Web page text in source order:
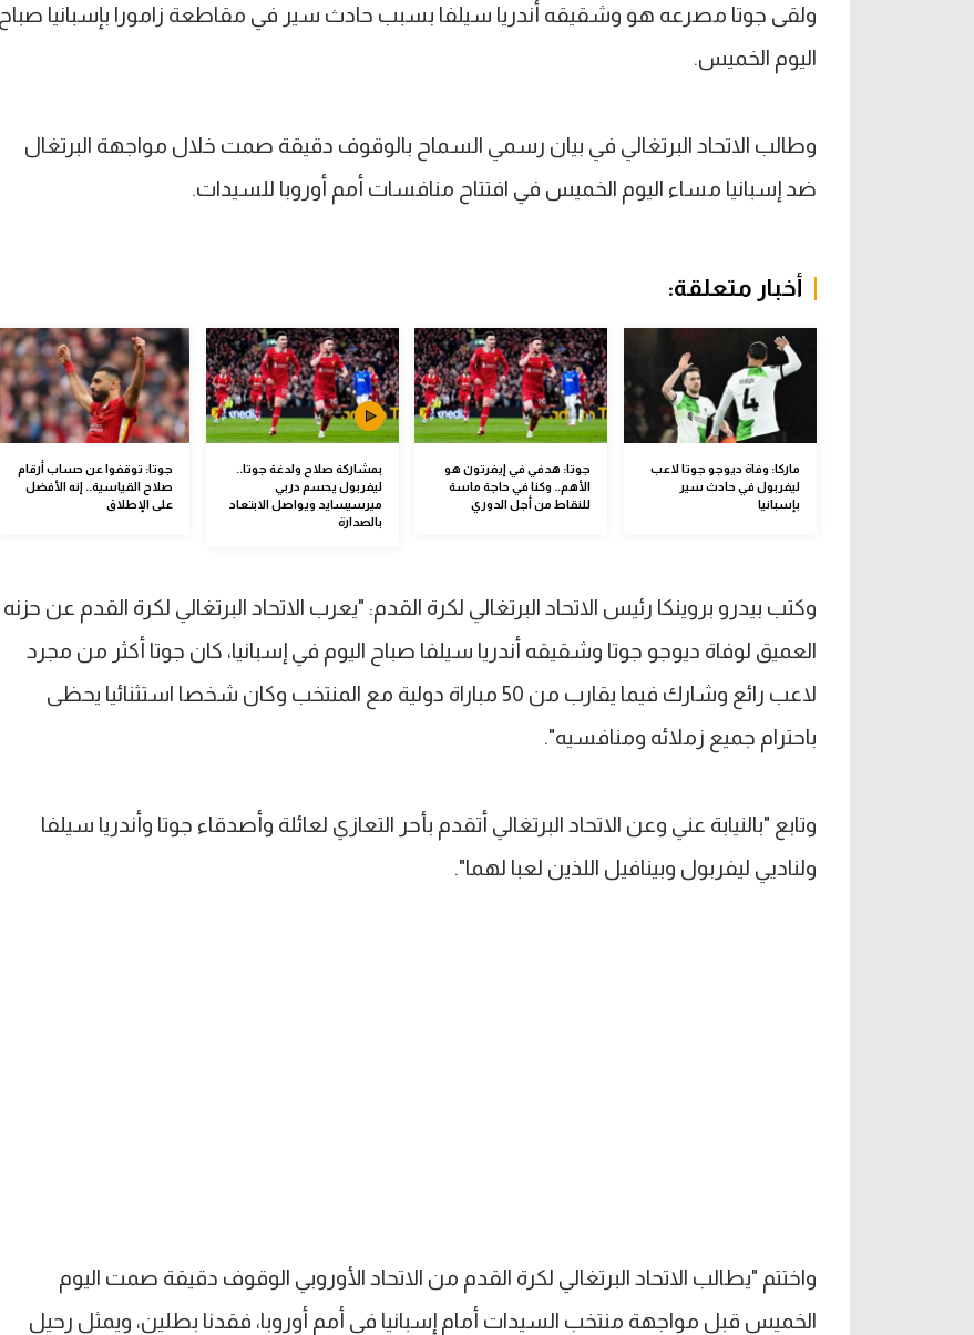
ولقى جوتا مصرعه هو وشقيقه أندريا سيلفا بسبب حادث سير في مقاطعة زامورا بإسبانيا صباح
اليوم الخميس.
وطالب الاتحاد البرتغالي في بيان رسمي السماح بالوقوف دقيقة صمت خلال مواجهة البرتغال
ضد إسبانيا مساء اليوم الخميس في افتتاح منافسات أمم أوروبا للسيدات.
أخبار متعلقة:
ماركا: وفاة ديوجو جوتا لاعب
ليفربول في حادث سير
بإسبانيا
جوتا: هدفي في إيفرتون هو
الأهم.. وكنا في حاجة ماسة
للنقاط من أجل الدوري
بمشاركة صلاح ولدغة جوتا..
ليفربول يحسم دربي
ميرسيسايد ويواصل الابتعاد
بالصدارة
جوتا: توقفوا عن حساب أرقام
صلاح القياسية.. إنه الأفضل
على الإطلاق
وكتب بيدرو بروينكا رئيس الاتحاد البرتغالي لكرة القدم: "يعرب الاتحاد البرتغالي لكرة القدم عن حزنه
العميق لوفاة ديوجو جوتا وشقيقه أندريا سيلفا صباح اليوم في إسبانيا، كان جوتا أكثر من مجرد
لاعب رائع وشارك فيما يقارب من 50 مباراة دولية مع المنتخب وكان شخصا استثنائيا يحظى
باحترام جميع زملائه ومنافسيه".
وتابع "بالنيابة عني وعن الاتحاد البرتغالي أتقدم بأحر التعازي لعائلة وأصدقاء جوتا وأندريا سيلفا
ولناديي ليفربول وبينافيل اللذين لعبا لهما".
واختتم "يطالب الاتحاد البرتغالي لكرة القدم من الاتحاد الأوروبي الوقوف دقيقة صمت اليوم
الخميس قبل مواجهة منتخب السيدات أمام إسبانيا في أمم أوروبا، فقدنا بطلين، ويمثل رحيل